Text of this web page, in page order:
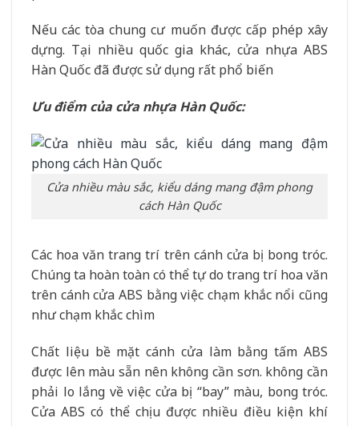
Nếu các tòa chung cư muốn được cấp phép xây
dựng. Tại nhiều quốc gia khác, cửa nhựa ABS
Hàn Quốc đã được sử dụng rất phổ biến
Ưu điểm của cửa nhựa Hàn Quốc:
Cửa nhiều màu sắc, kiểu dáng mang đậm phong
cách Hàn Quốc
Các hoa văn trang trí trên cánh cửa bị bong tróc.
Chúng ta hoàn toàn có thể tự do trang trí hoa văn
trên cánh cửa ABS bằng việc chạm khắc nổi cũng
như chạm khắc chìm
Chất liệu bề mặt cánh cửa làm bằng tấm ABS
được lên màu sẵn nên không cần sơn. không cần
phải lo lắng về việc cửa bị “bay” màu, bong tróc.
Cửa ABS có thể chịu được nhiều điều kiện khí